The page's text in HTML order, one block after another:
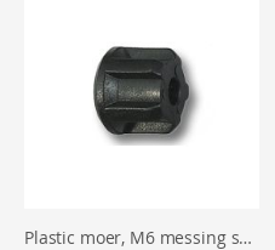
Plastic moer, M6 messing schroefdraad